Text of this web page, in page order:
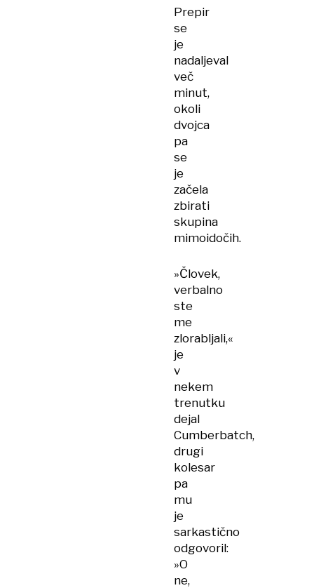
Prepir
se
je
nadaljeval
več
minut,
okoli
dvojca
pa
se
je
začela
zbirati
skupina
mimoidočih.
»Človek,
verbalno
ste
me
zlorabljali,«
je
v
nekem
trenutku
dejal
Cumberbatch,
drugi
kolesar
pa
mu
je
sarkastično
odgovoril:
»O
ne,